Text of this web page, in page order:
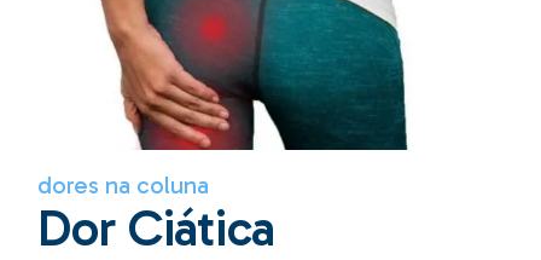
dores na coluna
Dor Ciática